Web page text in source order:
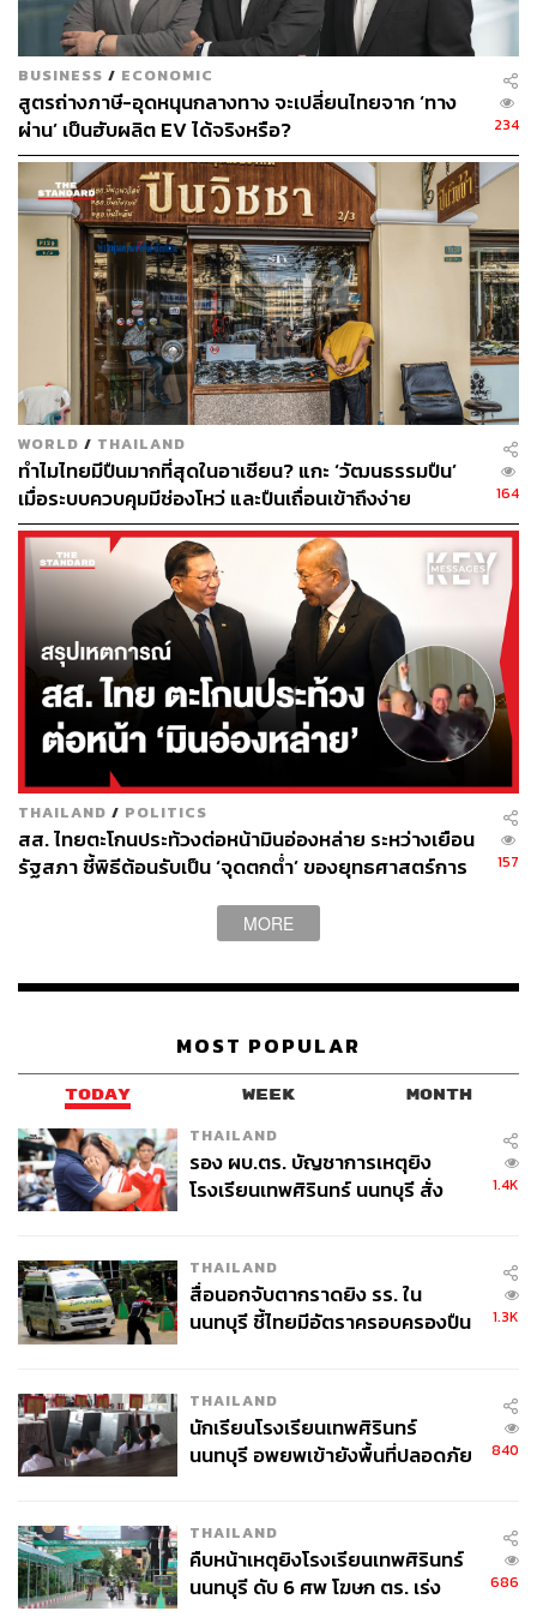
ธรรมชาติคุณภาพสูงเพิ่มขึ้น
ขณะเดียวกัน ราคายางที่ปรับตัวสูงขึ้นอาจส่งผลให้ราคา
จำหน่ายยางในตลาดปลีกปรับเพิ่มตามไปด้วย โดยผู้บริหาร
จากผู้ผลิตยางญี่ปุ่นรายหนึ่งที่ดำเนินงานในประเทศไทย ระบุ
เสริมว่า บริษัทกำลังติดตามราคาวัตถุดิบอย่างใกล้ชิดตั้งแต่
เดือนมีนาคม และอาจมีความจำเป็นต้องผลักภาระต้นทุนที่
เพิ่มขึ้นไปยังผู้บริโภค เพราะต้นทุนค่าขนส่งยังเพิ่มขึ้นจาก
สถานการณ์ความไม่สงบในตะวันออกกลาง
สำหรับบริษัทศรีตรังฯ มองว่า ระดับราคายางที่สูงกว่า 2
ดอลลาร์สหรัฐต่อกิโลกรัมถือเป็น “ระดับที่ดี” และสนับสนุนผล
ประกอบการ โดยบริษัทมีแผนเพิ่มยอดขายจาก 1.4 ล้านตัน
ในปีก่อนหน้า เป็น 1.6 ล้านตัน และคาดว่ากำไรจะฟื้นตัวหาก
ระดับราคายังทรงตัวในระดับปัจจุบัน
โดยวีรสิทธิ์ระบุว่า หากสภาวะตลาดยังคงเป็นเช่นนี้ บริษัทมี
โอกาสสร้างผลกำไรที่แข็งแกร่งได้ในปีนี้
ภาพ:Shutterstock Zhenny-zhenny
อ้างอิง
https://asia.nikkei.com/business/markets/trading-asi
a/natural-rubber-prices-soar-on-iran-tensions-boostin
g-asian-suppliers
สามารถติดตาม THE STANDARD WEALTH
ผ่านแอปพลิเคชันต่างๆ ที่คุณสะดวกหรือใช้งานอยู่แล้วได้เลย
China
Nikkei Asia
michelin
Bridgestone ราคายางพารา
825
เสาวลักษณ์ เขตสูงเนิน
Content Creator THE STANDARD WEALTH
BUSINESS / ECONOMIC
สูตรถ่างภาษี-อุดหนุนกลางทาง จะเปลี่ยนไทยจาก ‘ทาง
ผ่าน’ เป็นฮับผลิต EV ได้จริงหรือ?
234
WORLD / THAILAND
ทำไมไทยมีปืนมากที่สุดในอาเซียน? แกะ ‘วัฒนธรรมปืน’
เมื่อระบบควบคุมมีช่องโหว่ และปืนเถื่อนเข้าถึงง่าย
164
THAILAND / POLITICS
สส. ไทยตะโกนประท้วงต่อหน้ามินอ่องหล่าย ระหว่างเยือน
รัฐสภา ชี้พิธีต้อนรับเป็น ‘จุดตกต่ำ’ ของยุทธศาสตร์การ
157
MORE
MOST POPULAR
TODAY WEEK MONTH
THAILAND
รอง ผบ.ตร. บัญชาการเหตุยิง
โรงเรียนเทพศิรินทร์ นนทบุรี สั่ง
1.4K
THAILAND
สื่อนอกจับตากราดยิง รร. ใน
นนทบุรี ชี้ไทยมีอัตราครอบครองปืน
1.3K
THAILAND
นักเรียนโรงเรียนเทพศิรินทร์
นนทบุรี อพยพเข้ายังพื้นที่ปลอดภัย
840
THAILAND
คืบหน้าเหตุยิงโรงเรียนเทพศิรินทร์
นนทบุรี ดับ 6 ศพ โฆษก ตร. เร่ง
686